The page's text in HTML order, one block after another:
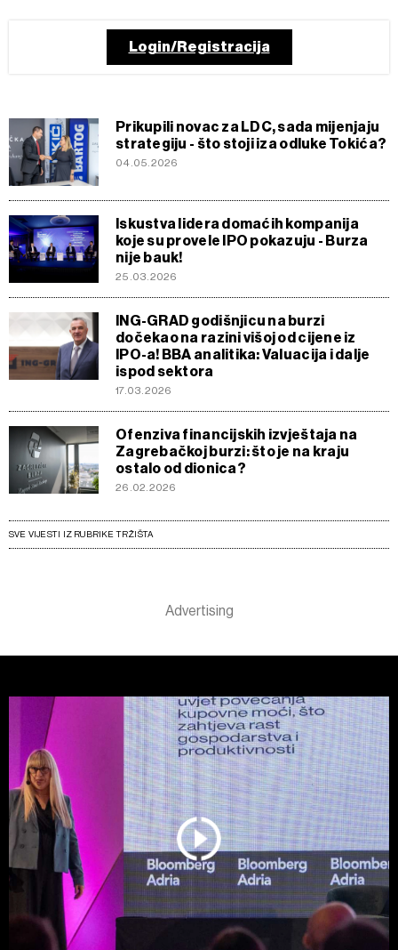
Login/Registracija
Prikupili novac za LDC, sada mijenjaju
strategiju - što stoji iza odluke Tokića?
04.05.2026
Iskustva lidera domaćih kompanija
koje su provele IPO pokazuju - Burza
nije bauk!
25.03.2026
ING-GRAD godišnjicu na burzi
dočekao na razini višoj od cijene iz
IPO-a! BBA analitika: Valuacija i dalje
ispod sektora
17.03.2026
Ofenziva financijskih izvještaja na
Zagrebačkoj burzi: što je na kraju
ostalo od dionica?
26.02.2026
SVE VIJESTI IZ RUBRIKE TRŽIŠTA